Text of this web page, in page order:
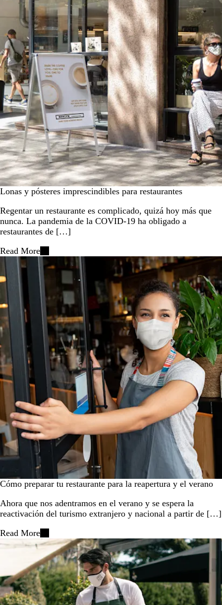
Lonas y pósteres imprescindibles para restaurantes
Regentar un restaurante es complicado, quizá hoy más que
nunca. La pandemia de la COVID-19 ha obligado a
restaurantes de […]
Read More
Cómo preparar tu restaurante para la reapertura y el verano
Ahora que nos adentramos en el verano y se espera la
reactivación del turismo extranjero y nacional a partir de […]
Read More